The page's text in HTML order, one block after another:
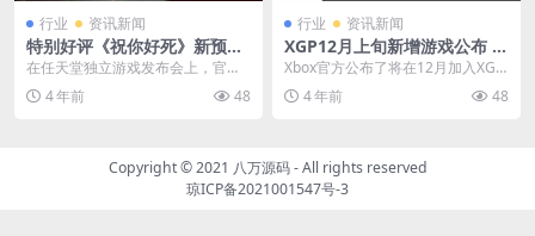
行业 资讯新闻
特别好评《祝你好死》新预告
2023年3月22日上线NS版
在任天堂独立游戏发布会上，官方
公布了冒险类动作游戏《祝你好
似》的最新预告片，并宣...
4 年前 48
行业 资讯新闻
XGP12月上旬新增游戏公布 国
产《风来之国》在列
Xbox官方公布了将在12月加入XGP
的游戏阵容。 国产游戏《风来之
国》(已加入...
4 年前 48
Copyright © 2021 八万源码- All rights reserved
琼ICP备2021001547号-3